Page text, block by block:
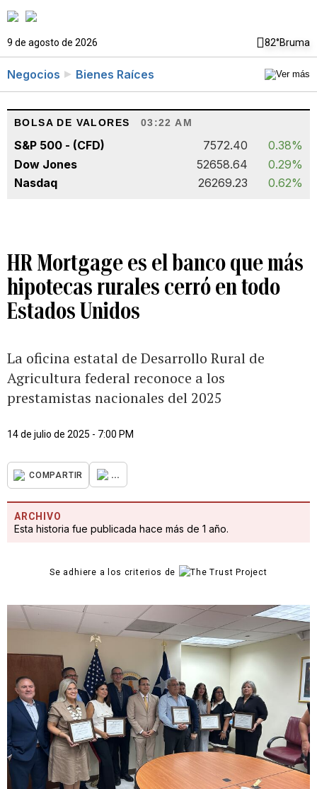
9 de agosto de 2026 82°Bruma
Negocios Bienes Raíces
BOLSA DE VALORES 03:22 AM
S&P 500 - (CFD) 7572.40
0.38%
Dow Jones
52658.64
0.29%
Nasdaq
26269.23 0.62%
HR Mortgage es el banco que más
hipotecas rurales cerró en todo
Estados Unidos
La oficina estatal de Desarrollo Rural de
Agricultura federal reconoce a los
prestamistas nacionales del 2025
14 de julio de 2025 - 7:00 PM
COMPARTIR ...
ARCHIVO
Esta historia fue publicada hace más de 1 año.
Se adhiere a los criterios de